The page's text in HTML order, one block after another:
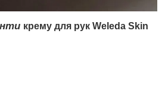
крему для рук Weleda Skin